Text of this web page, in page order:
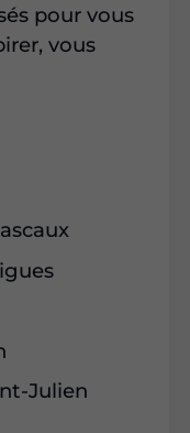
pour vous
vous
Julien